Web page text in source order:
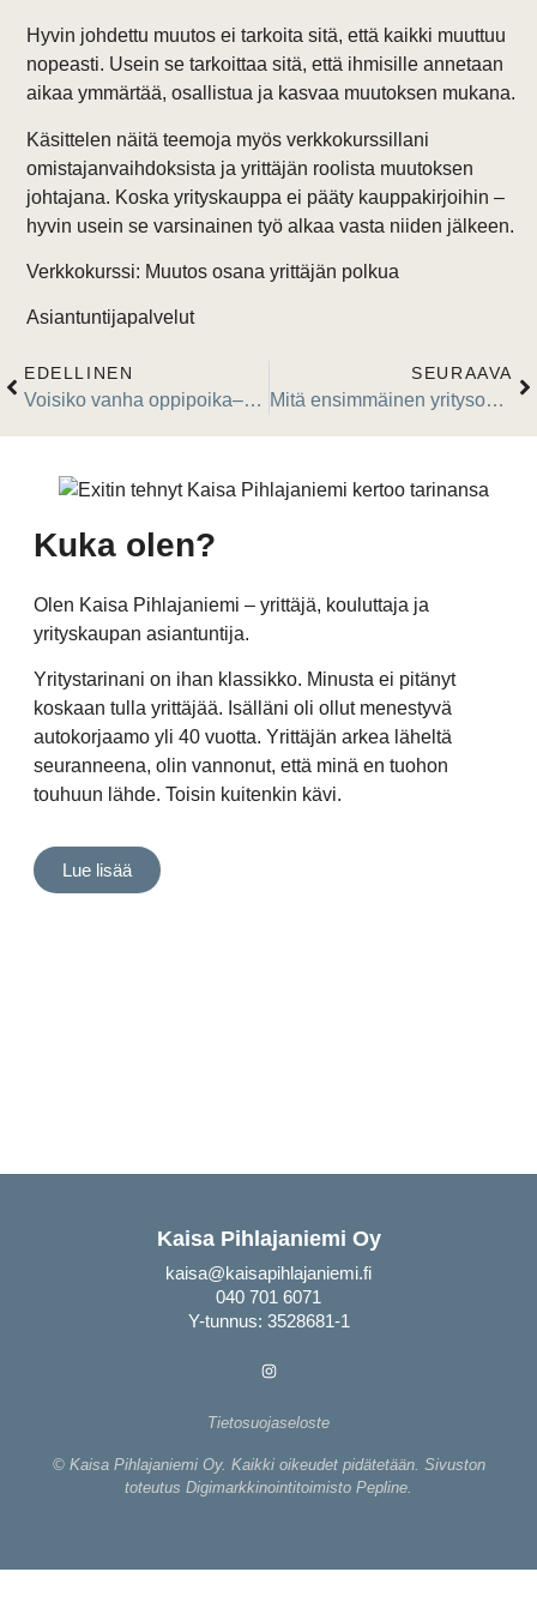
Hyvin johdettu muutos ei tarkoita sitä, että kaikki muuttuu
nopeasti. Usein se tarkoittaa sitä, että ihmisille annetaan
aikaa ymmärtää, osallistua ja kasvaa muutoksen mukana.
Käsittelen näitä teemoja myös verkkokurssillani
omistajanvaihdoksista ja yrittäjän roolista muutoksen
johtajana. Koska yrityskauppa ei pääty kauppakirjoihin –
hyvin usein se varsinainen työ alkaa vasta niiden jälkeen.
Verkkokurssi: Muutos osana yrittäjän polkua
Asiantuntijapalvelut
EDELLINEN
Voisiko vanha oppipoika–kisälli -ajattelu ratkaista osan pk-yritysten omistajanvaihdoshaasteista?
SEURAAVA
Mitä ensimmäinen yritysostoni opetti minulle muutosjohtamisesta
Kuka olen?
Olen Kaisa Pihlajaniemi – yrittäjä, kouluttaja ja
yrityskaupan asiantuntija.
Yritystarinani on ihan klassikko. Minusta ei pitänyt
koskaan tulla yrittäjää. Isälläni oli ollut menestyvä
autokorjaamo yli 40 vuotta. Yrittäjän arkea läheltä
seuranneena, olin vannonut, että minä en tuohon
touhuun lähde. Toisin kuitenkin kävi.
Lue lisää
Kaisa Pihlajaniemi Oy
kaisa@kaisapihlajaniemi.fi
040 701 6071
Y-tunnus: 3528681-1
Tietosuojaseloste
© Kaisa Pihlajaniemi Oy. Kaikki oikeudet pidätetään. Sivuston
toteutus Digimarkkinointitoimisto Pepline.